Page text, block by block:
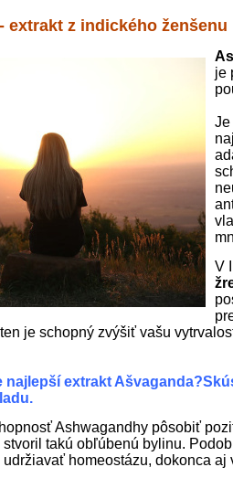
extrakt z indického ženšenu
je
Je
V
je schopný zvýšiť vašu
najlepší extrakt
Ashwagandhy pôsobiť
stvoril takú obľúbenú bylinu.
homeostázu, dokonca